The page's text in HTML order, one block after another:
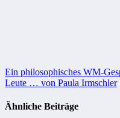
Ein philosophisches WM-
Leute … von Paula Irmschler
Ähnliche Beiträge